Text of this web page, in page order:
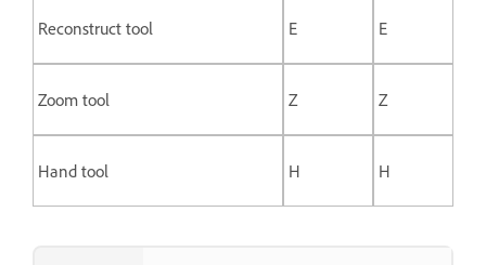
Reconstruct tool E E
Zoom tool Z Z
Hand tool H H